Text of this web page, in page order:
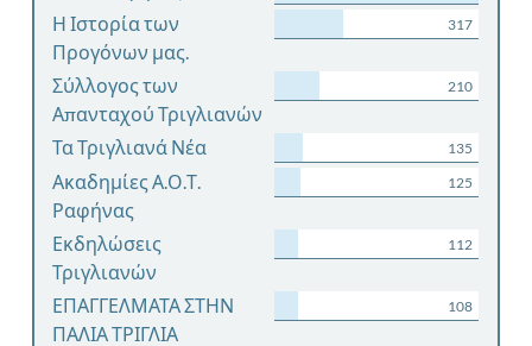
Η Ιστορία των
Προγόνων μας.
317
Σύλλογος των
Απανταχού Τριγλιανών
210
Τα Τριγλιανά Νέα 135
Ακαδημίες Α.Ο.Τ.
Ραφήνας
125
Εκδηλώσεις
Τριγλιανών
112
ΕΠΑΓΓΕΛΜΑΤΑ ΣΤΗΝ
ΠΑΛΙΑ ΤΡΙΓΛΙΑ
108